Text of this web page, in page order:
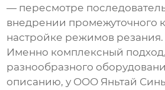
— пересмотре
внедрении промежуточного
настройке режимов резания.
Именно комплексный
разнообразного
описанию, у ООО Яньтай